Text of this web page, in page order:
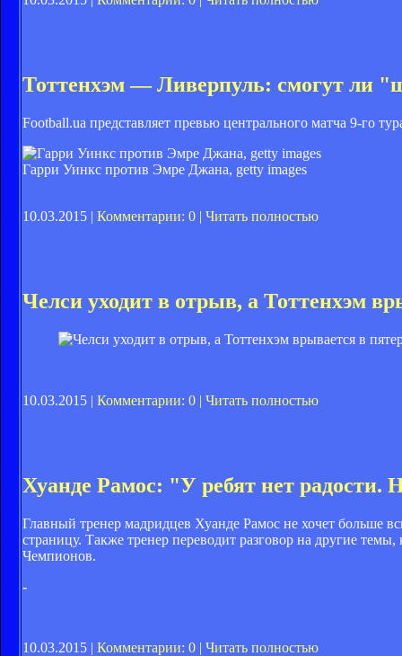
Тоттенхэм — Ливерпуль: смогут ли
Football.ua представляет превью центрального матча 9-го
Гарри Уинкс против Эмре Джана, getty images
10.03.2015 | Комментарии: 0 | Читать полностью
Челси уходит в отрыв, а Тоттенхэм
10.03.2015 | Комментарии: 0 | Читать полностью
Хуанде Рамос: "У ребят нет радости.
Главный тренер мадридцев Хуанде Рамос не хочет больше
страницу. Также тренер переводит разговор на другие
Чемпионов.
-
10.03.2015 | Комментарии: 0 | Читать полностью